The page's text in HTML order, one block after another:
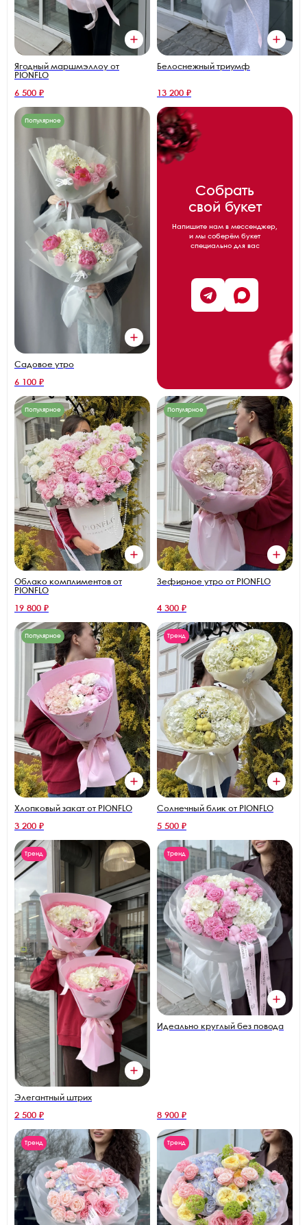
Ягодный маршмэллоу от
PIONFLO
6 500 ₽
Белоснежный триумф
13 200 ₽
Популярное
Садовое утро
6 100 ₽
Собрать
свой букет
Напишите нам в мессенджер,
и мы соберём букет
специально для вас
Популярное
Облако комплиментов от
PIONFLO
19 800 ₽
Популярное
Зефирное утро от PIONFLO
4 300 ₽
Популярное
Хлопковый закат от PIONFLO
3 200 ₽
Тренд
Солнечный блик от PIONFLO
5 500 ₽
Тренд
Элегантный штрих
2 500 ₽
Тренд
Идеально круглый без повода
8 900 ₽
Тренд Тренд